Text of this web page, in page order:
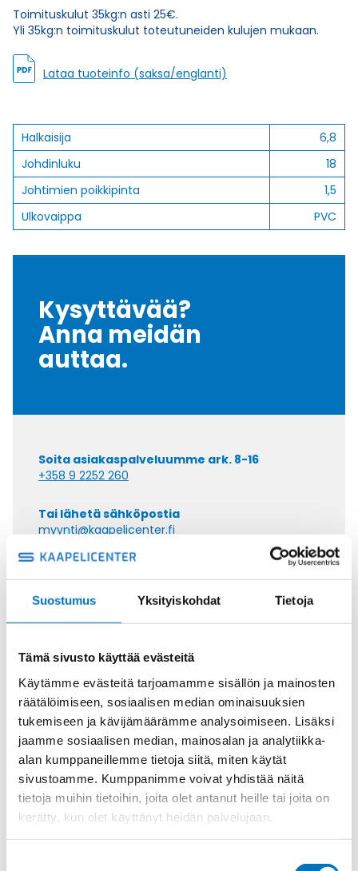
Suostumus Yksityiskohdat Tietoja
Tämä sivusto käyttää evästeitä
Käytämme evästeitä tarjoamamme sisällön ja mainosten
räätälöimiseen, sosiaalisen median ominaisuuksien
tukemiseen ja kävijämäärämme analysoimiseen. Lisäksi
jaamme sosiaalisen median, mainosalan ja analytiikka-
alan kumppaneillemme tietoja siitä, miten käytät
sivustoamme. Kumppanimme voivat yhdistää näitä
tietoja muihin tietoihin, joita olet antanut heille tai joita on
kerätty, kun olet käyttänyt heidän palvelujaan.
Toimituskulut 35kg:n asti 25€.
Yli 35kg:n toimituskulut toteutuneiden kulujen mukaan.
Lataa tuoteinfo (saksa/englanti)
Halkaisija
6,8
Johdinluku
18
Johtimien poikkipinta
1,5
Ulkovaippa
PVC
Kysyttävää?
Anna meidän
auttaa.
Soita asiakaspalveluumme ark. 8-16
+358 9 2252 260
Tai lähetä sähköpostia
myynti@kaapelicenter.fi
Saman kaapelin eri versiot
Ohjauskaapeli ÖPVC-JZ 4G6
Ohjauskaapeli ÖPVC-JZ 5G6